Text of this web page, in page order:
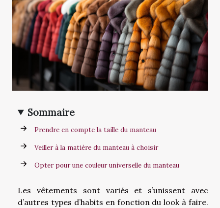
Sommaire
Prendre en compte la taille du manteau
Veiller à la matière du manteau à choisir
Opter pour une couleur universelle du manteau
Les vêtements sont variés et s’unissent avec
d’autres types d’habits en fonction du look à faire.